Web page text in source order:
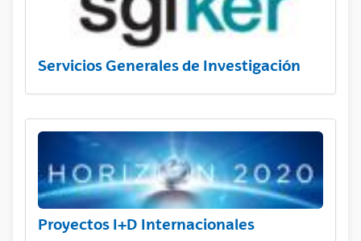
Servicios Generales de Investigación
Proyectos I+D Internacionales